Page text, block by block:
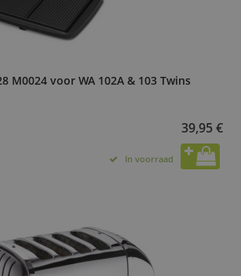
M0024 voor WA 102A & 103 Twins
39,95 €
In voorraad